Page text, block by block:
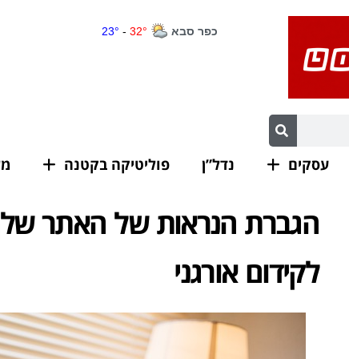
עסקים נדל”ן פוליטיקה בקטנה
הגברת הנראות של האתר
לקידום אורגני